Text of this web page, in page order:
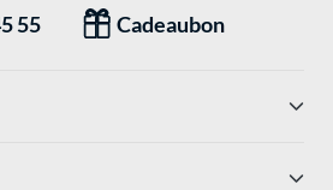
55
Cadeaubon